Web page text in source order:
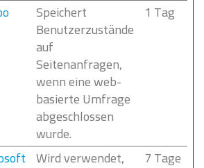
Speichert
Benutzerzustände
auf
Seitenanfragen,
wenn eine web-
basierte Umfrage
abgeschlossen
wurde.
1 Tag
Wird verwendet, 7 Tage